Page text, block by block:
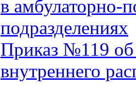
в амбулаторно-
подразделениях
Приказ №119 об
внутреннего